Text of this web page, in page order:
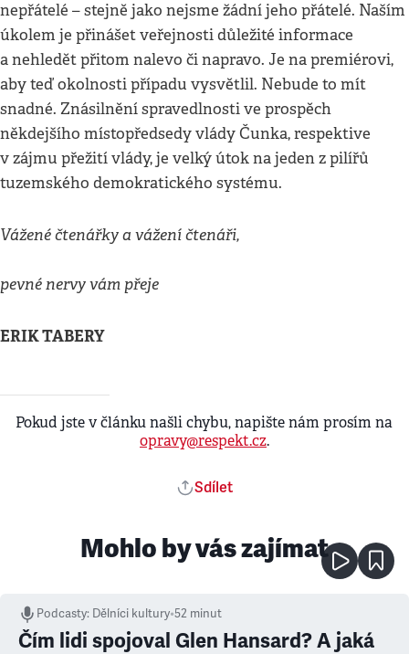
nepřátelé – stejně jako nejsme žádní jeho přátelé. Naším
úkolem je přinášet veřejnosti důležité informace
a nehledět přitom nalevo či napravo. Je na premiérovi,
aby teď okolnosti případu vysvětlil. Nebude to mít
snadné. Znásilnění spravedlnosti ve prospěch
někdejšího místopředsedy vlády Čunka, respektive
v zájmu přežití vlády, je velký útok na jeden z pilířů
tuzemského demokratického systému.
Vážené čtenářky a vážení čtenáři,
pevné nervy vám přeje
ERIK TABERY
Pokud jste v článku našli chybu, napište nám prosím na
opravy@respekt.cz.
Sdílet
Mohlo by vás zajímat
Podcasty: Dělníci kultury•52 minut
Čím lidi spojoval Glen Hansard? A jaká